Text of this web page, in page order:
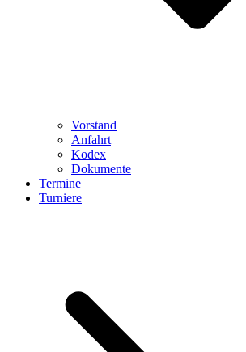
Vorstand
Anfahrt
Kodex
Dokumente
Termine
Turniere